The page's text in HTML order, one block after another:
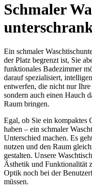
Schmaler
Ein schmaler
der Platz begrenzt ist, Sie
funktionales Badezimmer
darauf spezialisiert,
entwerfen, die nicht nur
sondern auch einen Hauch
Raum bringen.
Egal, ob Sie ein kompaktes
haben – ein schmaler
Unterschied machen. Es
nutzen und den Raum
gestalten. Unsere
Ästhetik und Funktionalität
Optik noch bei der
müssen.